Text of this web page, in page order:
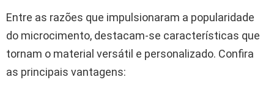
Entre as razões que impulsionaram a popularidade
do microcimento, destacam-se características que
tornam o material versátil e personalizado. Confira
as principais vantagens: